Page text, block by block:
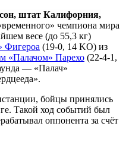
штат Калифорния,
чемпиона мира
весе (до 55,3 кг)
Фигероа (19-0, 14 KO) из
«Палачом» Парехо (22-4-1,
— «Палач»
бойцы принялись
Такой ход событий был
оппонента за счёт